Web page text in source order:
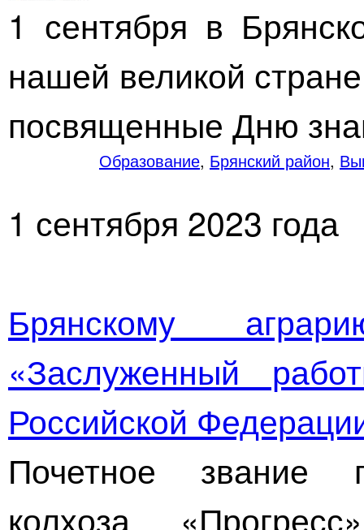
1 сентября в
нашей великой
посвященные Дню
Образование, Брянский район,
1 сентября 2023 года
Брянскому
«Заслуженный
Российской
Почетное звание
колхоза